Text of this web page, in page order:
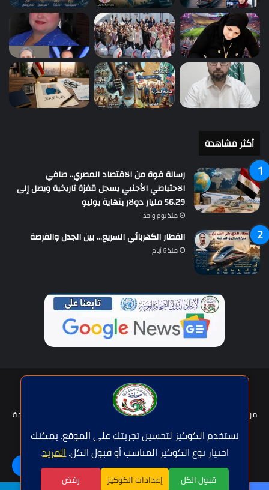
نستخدم الكوكيز لتحسين تجربتك على الموقع. يمكنك
اختيار نوع الكوكيز المناسب أو قبول الكل.المزيد.
قبول الكل إعدادات الكوكيز رفض
أكثر مشاهدة
رسالة قوة من الاقتصاد المصري.. صافي
الاحتياطي الأجنبي يسجل قفزة تاريخية ويصل إلى
56.29 مليار دولار بنهاية يوليو
منذ يوم واحد
القطار الكهربائي السريع… بين الجدل والفرصة
منذ 6 أيام
حقوق النشر © | جميع الحقوق محفوظة للاتحاد الدولى للصحافة العربية
2026
من نحن؟
عضوية الإتحاد سياسة الخصوصية
شروط الخدمة
اتصل بنا
فيسبوكتويتر يوتيوبواتساب
اللغة | Langue